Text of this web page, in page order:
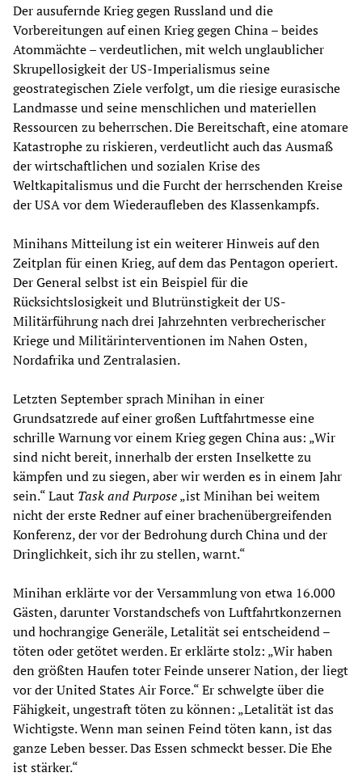
Der ausufernde Krieg gegen Russland und die
Vorbereitungen auf einen Krieg gegen China – beides
Atommächte – verdeutlichen, mit welch unglaublicher
Skrupellosigkeit der US-Imperialismus seine
geostrategischen Ziele verfolgt, um die riesige eurasische
Landmasse und seine menschlichen und materiellen
Ressourcen zu beherrschen. Die Bereitschaft, eine atomare
Katastrophe zu riskieren, verdeutlicht auch das Ausmaß
der wirtschaftlichen und sozialen Krise des
Weltkapitalismus und die Furcht der herrschenden Kreise
der USA vor dem Wiederaufleben des Klassenkampfs.
Minihans Mitteilung ist ein weiterer Hinweis auf den
Zeitplan für einen Krieg, auf dem das Pentagon operiert.
Der General selbst ist ein Beispiel für die
Rücksichtslosigkeit und Blutrünstigkeit der US-
Militärführung nach drei Jahrzehnten verbrecherischer
Kriege und Militärinterventionen im Nahen Osten,
Nordafrika und Zentralasien.
Letzten September sprach Minihan in einer
Grundsatzrede auf einer großen Luftfahrtmesse eine
schrille Warnung vor einem Krieg gegen China aus: „Wir
sind nicht bereit, innerhalb der ersten Inselkette zu
kämpfen und zu siegen, aber wir werden es in einem Jahr
sein.“ Laut Task and Purpose„ist Minihan bei weitem
nicht der erste Redner auf einer brachenübergreifenden
Konferenz, der vor der Bedrohung durch China und der
Dringlichkeit, sich ihr zu stellen, warnt.“
Minihan erklärte vor der Versammlung von etwa 16.000
Gästen, darunter Vorstandschefs von Luftfahrtkonzernen
und hochrangige Generäle, Letalität sei entscheidend –
töten oder getötet werden. Er erklärte stolz: „Wir haben
den größten Haufen toter Feinde unserer Nation, der liegt
vor der United States Air Force.“ Er schwelgte über die
Fähigkeit, ungestraft töten zu können: „Letalität ist das
Wichtigste. Wenn man seinen Feind töten kann, ist das
ganze Leben besser. Das Essen schmeckt besser. Die Ehe
ist stärker.“